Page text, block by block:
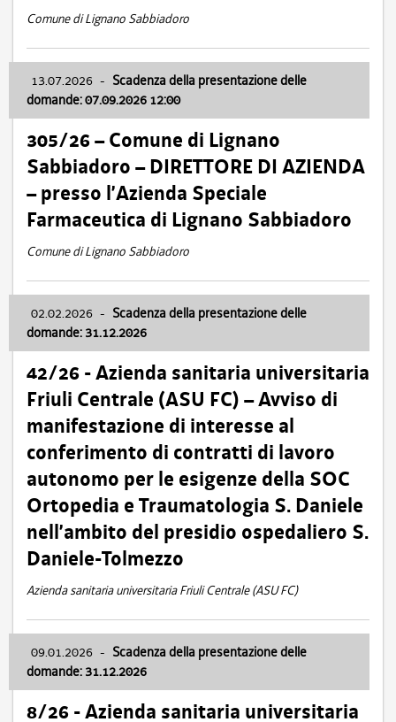
Comune di Lignano Sabbiadoro
13.07.2026 - Scadenza della presentazione delle
domande: 07.09.2026 12:00
305/26 – Comune di Lignano
Sabbiadoro – DIRETTORE DI AZIENDA
– presso l’Azienda Speciale
Farmaceutica di Lignano Sabbiadoro
Comune di Lignano Sabbiadoro
02.02.2026 - Scadenza della presentazione delle
domande: 31.12.2026
42/26 - Azienda sanitaria universitaria
Friuli Centrale (ASU FC) – Avviso di
manifestazione di interesse al
conferimento di contratti di lavoro
autonomo per le esigenze della SOC
Ortopedia e Traumatologia S. Daniele
nell’ambito del presidio ospedaliero S.
Daniele-Tolmezzo
Azienda sanitaria universitaria Friuli Centrale (ASU FC)
09.01.2026 - Scadenza della presentazione delle
domande: 31.12.2026
8/26 - Azienda sanitaria universitaria